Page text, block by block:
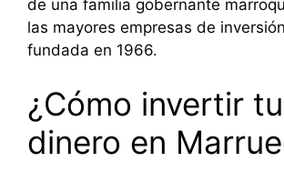
de una familia gobernante
las mayores empresas de
fundada en 1966.
¿Cómo invertir tu
dinero en